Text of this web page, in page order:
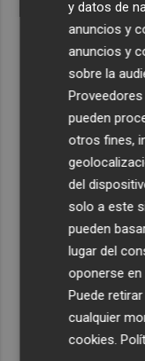
y datos de
anuncios y
anuncios y
sobre la
pueden
otros fines,
del
solo a este
pueden
lugar del
oponerse en
Puede
cualquier
cookies .